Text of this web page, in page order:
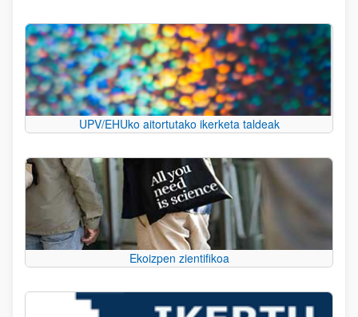
UPV/EHUko aitortutako ikerketa taldeak
Ekoizpen zientifikoa